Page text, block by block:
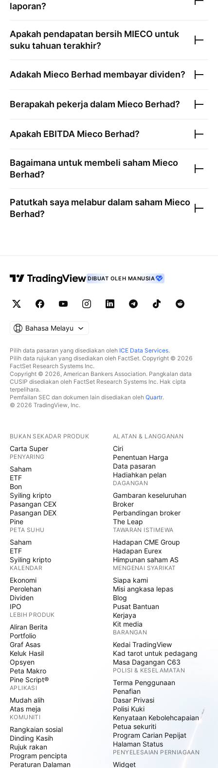
laporan?
Apakah pendapatan bersih MIECO untuk
suku tahuan terakhir?
Adakah Mieco Berhad membayar dividen?
Berapakah pekerja dalam Mieco Berhad?
Apakah EBITDA Mieco Berhad?
Bagaimana untuk membeli saham Mieco
Berhad?
Patutkah saya melabur dalam saham Mieco
Berhad?
DIBUAT OLEH MANUSIA
Bahasa Melayu
Pilih data pasaran yang disediakan oleh ICE Data Services.
Pilih data rujukan yang disediakan oleh FactSet. Copyright © 2026
FactSet Research Systems Inc.
Copyright © 2026, American Bankers Association. Pangkalan data
CUSIP disediakan oleh FactSet Research Systems Inc. Hak cipta
terpelihara.
Pemfailan SEC dan dokumen lain disediakan oleh Quartr.
© 2026 TradingView, Inc.
BUKAN SEKADAR PRODUK
Carta Super
PENYARING
Saham
ETF
Bon
Syiling kripto
Pasangan CEX
Pasangan DEX
Pine
PETA SUHU
Saham
ETF
Syiling kripto
KALENDAR
Ekonomi
Perolehan
Dividen
IPO
LEBIH PRODUK
Aliran Berita
Portfolio
Graf Asas
Keluk Hasil
Opsyen
Peta Makro
Pine Script®
APLIKASI
Mudah alih
Atas meja
KOMUNITI
Rangkaian sosial
Dinding Kasih
Rujuk rakan
Program pencipta
Peraturan Dalaman
ALATAN & LANGGANAN
Ciri
Penentuan Harga
Data pasaran
Hadiahkan pelan
DAGANGAN
Gambaran keseluruhan
Broker
Perbandingan broker
The Leap
TAWARAN ISTIMEWA
Hadapan CME Group
Hadapan Eurex
Himpunan saham AS
MENGENAI SYARIKAT
Siapa kami
Misi angkasa lepas
Blog
Pusat Bantuan
Kerjaya
Kit media
BARANGAN
Kedai TradingView
Kad tarot untuk pedagang
Masa Dagangan C63
POLISI & KESELAMATAN
Terma Penggunaan
Penafian
Dasar Privasi
Polisi Kuki
Kenyataan Kebolehcapaian
Petua sekuriti
Program Carian Pepijat
Halaman Status
PENYELESAIAN PERNIAGAAN
Widget